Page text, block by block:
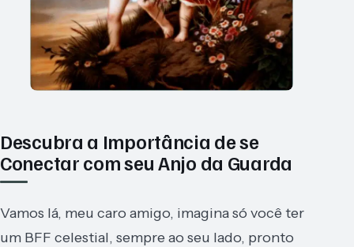
Descubra a Importância de se
Conectar com seu Anjo da Guarda
Vamos lá, meu caro amigo, imagina só você ter
um BFF celestial, sempre ao seu lado, pronto